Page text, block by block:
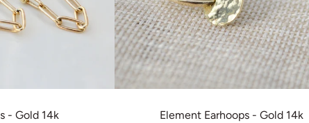
- Gold 14k Element Earhoops - Gold 14k